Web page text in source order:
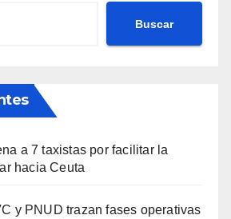
Buscar
a 7 taxistas por facilitar la
hacia Ceuta
y PNUD trazan fases operativas